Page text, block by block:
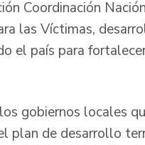
Coordinación
las Víctimas,
el país para
gobiernos locales
plan de desarrollo